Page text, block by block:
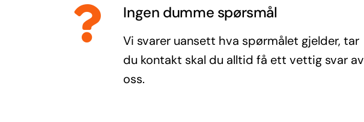
Ingen dumme spørsmål
Vi svarer uansett hva spørmålet gjelder, tar
du kontakt skal du alltid få ett vettig svar av
oss.